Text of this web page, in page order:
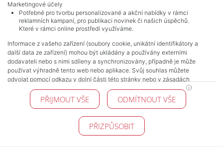
NAVIGACE
Obchodní podmínky
Ochrana osobních údajů
Realitní kanceláře
Kontakt
Zpracování cookies
KONTAKT
Pražské reality
140 00 Praha 4
Marketingové účely
Potřebné pro tvorbu personalizované a akční nabídky v rámci
reklamních kampaní, pro publikaci novinek či našich úspěchů.
Které v rámci online prostředí využíváme.
Informace z vašeho zařízení (soubory cookie, unikátní identifikátory a
další data ze zařízení) mohou být ukládány a používány externími
dodavateli nebo s nimi sdíleny a synchronizovány, případně je může
používat výhradně tento web nebo aplikace. Svůj souhlas můžete
odvolat pomocí odkazu v dolní části této stránky nebo v zásadách
zpracování cookies.
PŘIJMOUT VŠE ODMÍTNOUT VŠE
PŘIZPŮSOBIT